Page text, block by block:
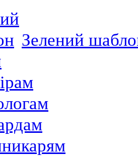
Зелений